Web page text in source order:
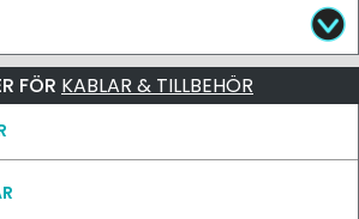
FÖR KABLAR & TILLBEHÖR